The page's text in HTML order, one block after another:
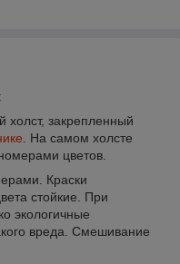
:
холст, закрепленный
. На самом холсте
цветов.
Краски
стойкие. При
экологичные
вреда. Смешивание